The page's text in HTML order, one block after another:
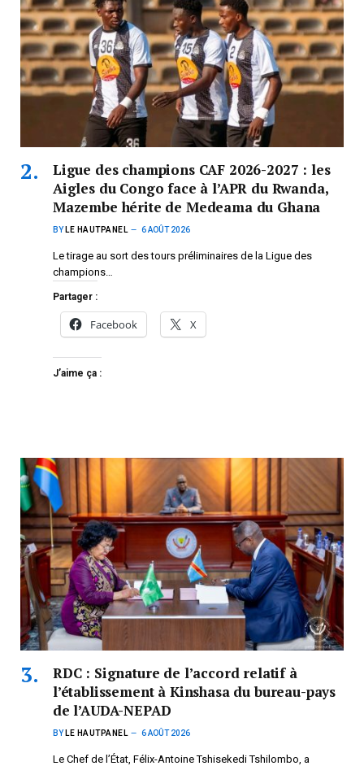
Ligue des champions CAF 2026-2027 : les
Aigles du Congo face à l’APR du Rwanda,
Mazembe hérite de Medeama du Ghana
BY LE HAUTPANEL 6 AOÛT 2026
Le tirage au sort des tours préliminaires de la Ligue des
champions…
Partager :
Facebook X
J’aime ça :
RDC : Signature de l’accord relatif à
l’établissement à Kinshasa du bureau-pays
de l’AUDA-NEPAD
BY LE HAUTPANEL 6 AOÛT 2026
Le Chef de l’État, Félix-Antoine Tshisekedi Tshilombo, a